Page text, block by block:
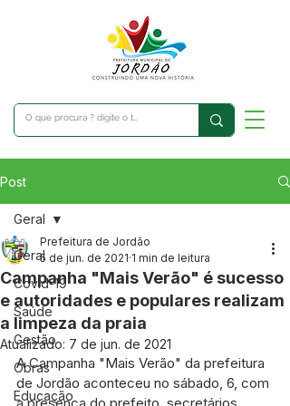
Post
Geral
Covid-19
Saúde
Gestão
Obras
Educação
Geral
Campanha "Mais Verão" é sucesso
e autoridades e populares realizam
a limpeza da praia
Prefeitura de Jordão
5 de jun. de 2021 1 min de leitura
Atualizado: 7 de jun. de 2021
A Campanha "Mais Verão" da prefeitura
de Jordão aconteceu no sábado, 6, com